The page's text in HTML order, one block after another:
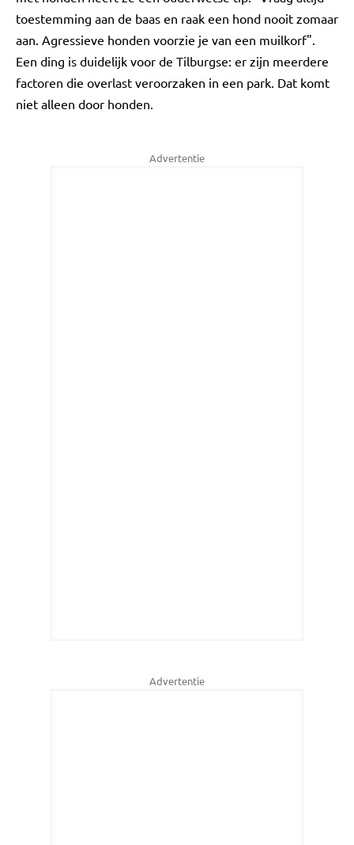
toestemming aan de baas en raak een hond nooit zomaar
aan. Agressieve honden voorzie je van een muilkorf".
Een ding is duidelijk voor de Tilburgse: er zijn meerdere
factoren die overlast veroorzaken in een park. Dat komt
niet alleen door honden.
Advertentie
Advertentie